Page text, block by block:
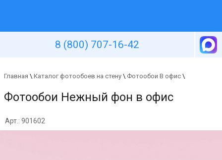
8 (800) 707-16-42
Главная \ Каталог фотообоев на стену \ Фотообои В офис \
Фотообои Нежный фон в офис
Арт.: 901602